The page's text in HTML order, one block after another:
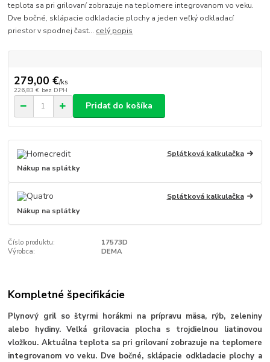
teplota sa pri grilovaní zobrazuje na teplomere integrovanom vo veku.
Dve bočné, sklápacie odkladacie plochy a jeden veľký odkladací
priestor v spodnej čast... celý popis
279,00 €/ks
226,83 € bez DPH
Pridať do košíka
Splátková kalkulačka
Nákup na splátky
Splátková kalkulačka
Nákup na splátky
Číslo produktu:
17573D
Výrobca:
DEMA
Kompletné špecifikácie
Plynový gril so štyrmi horákmi na prípravu mäsa, rýb, zeleniny
alebo hydiny. Veľká grilovacia plocha s trojdielnou liatinovou
vložkou. Aktuálna teplota sa pri grilovaní zobrazuje na teplomere
integrovanom vo veku. Dve bočné, sklápacie odkladacie plochy a